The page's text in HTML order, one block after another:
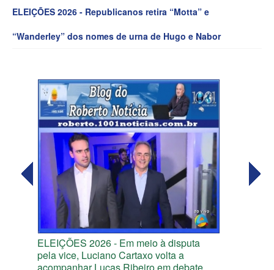
ELEIÇÕES 2026 - Republicanos retira “Motta” e
“Wanderley” dos nomes de urna de Hugo e Nabor
ELEIÇÕES 2026 - Em meio à disputa
pela vice, Luciano Cartaxo volta a
acompanhar Lucas Ribeiro em debate